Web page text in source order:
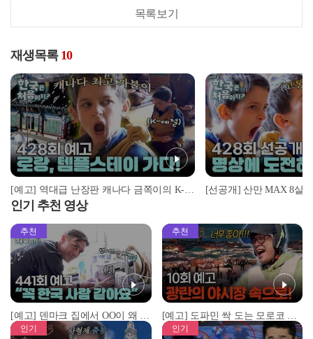
목록보기
재생목록 10
[예고] 역대급 난장판 캐나다 금쪽이의 K-예절 솔루션! 과연 그 결과는?!
인기 추천 영상
추천
[예고] 덴마크 집에서 OO이 왜 나와...? 이상할 정도로 한국을 사랑하는 우리 형을 제보합니다!
추천
[예고] 도파민 싹 도는 모로코 야시장 투어!
인기 인기